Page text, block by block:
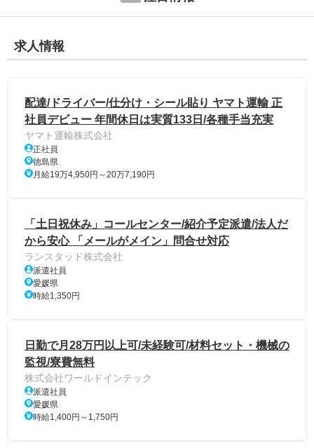
求人情報
配達/ドライバー/仕分け・シール貼り ヤマト運輸 正
社員デビュー 年間休日は実質133日/各種手当充実
ヤマト運輸株式会社
正社員
徳島県
月給19万4,950円～20万7,190円
「土日祝休み」コールセンター/紹介予定派遣/法人だ
から安心 「メールがメイン」問合せ対応
ランスタッド株式会社
派遣社員
愛媛県
時給1,350円
日勤で月28万円以上可/未経験可/材料セット・機械の
監視/寮費無料
株式会社ワールドインテック
派遣社員
愛媛県
時給1,400円～1,750円